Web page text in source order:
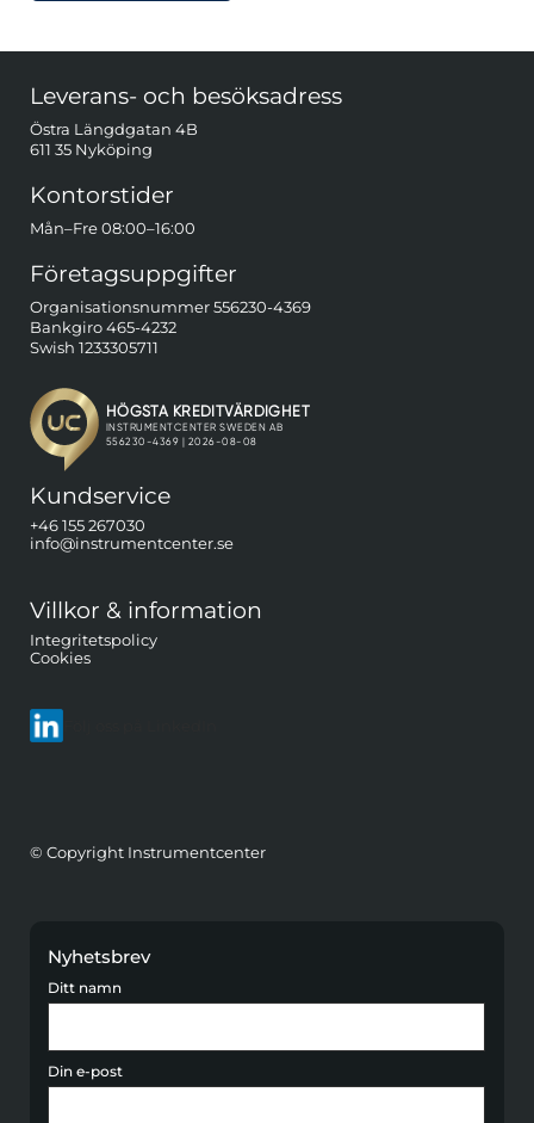
Leverans- och besöksadress
Östra Längdgatan 4B
611 35 Nyköping
Kontorstider
Mån–Fre 08:00–16:00
Företagsuppgifter
Organisationsnummer 556230-4369
Bankgiro 465-4232
Swish 1233305711
Kundservice
+46 155 267030
info@instrumentcenter.se
Villkor & information
Integritetspolicy
Cookies
© Copyright Instrumentcenter
Nyhetsbrev
Ditt namn
Din e-post